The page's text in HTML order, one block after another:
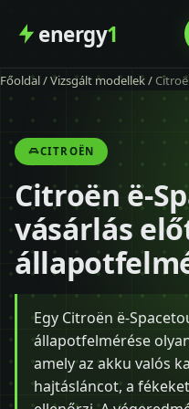
energy1
Főoldal
Szolgáltatás
Árak
Modellek
Kapcsolat
Blog
Főoldal/Vizsgált modellek/
CITROËN
Citroën ë-
vásárlás
Egy Citroën ë-
állapotfelmérése
amely az akku valós
hajtásláncot, a